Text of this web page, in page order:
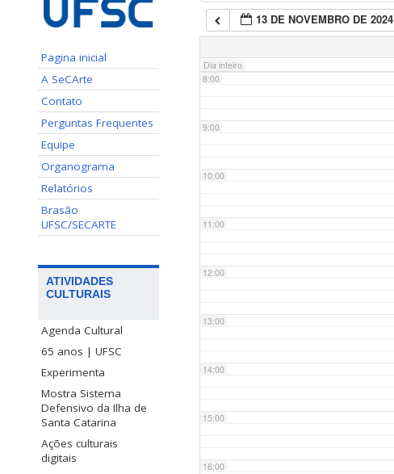
Pagina inicial
A SeCArte
Contato
Perguntas Frequentes
Equipe
Organograma
Relatórios
Brasão
UFSC/SECARTE
ATIVIDADES
CULTURAIS
Agenda Cultural
65 anos | UFSC
Experimenta
Mostra Sistema
Defensivo da Ilha de
Santa Catarina
Ações culturais
digitais
13 DE NOVEMBRO DE 2024
Dia inteiro
7:00
8:00
9:00
10:00
11:00
12:00
13:00
14:00
15:00
16:00